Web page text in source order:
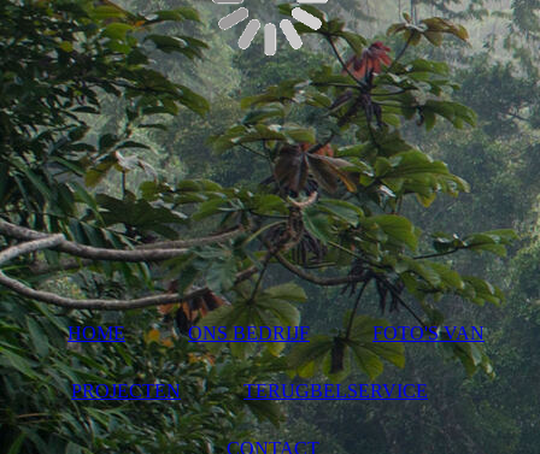
HOME ONS BEDRIJF FOTO'S VAN
PROJECTEN TERUGBELSERVICE
CONTACT